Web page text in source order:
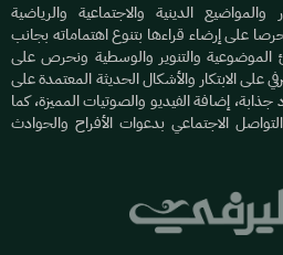
الدينية والاجتماعية والرياضية
حرصا على إرضاء قراءها بتنوع اهتماماته بجانب
الموضوعية والتنوير والوسطية ونحرص على
على الابتكار والأشكال الحديثة المعتمدة على
إضافة الفيديو والصوتيات المميزة، كما
الاجتماعي بدعوات الأفراح والحوادث